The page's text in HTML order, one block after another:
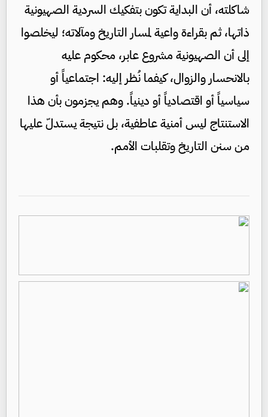
شاكلته، أن البداية تكون بتفكيك السردية الصهيونية
ذاتها، ثم بقراءة واعية لمسار التاريخ ومآلاته؛ ليخلصوا
إلى أن الصهيونية مشروع عابر، محكوم عليه
بالانحسار والزوال، كيفما نُظر إليه: اجتماعياً أو
سياسياً أو اقتصادياً أو دينياً. وهم يجزمون بأن هذا
الاستنتاج ليس أمنية عاطفية، بل نتيجة يستدلّ عليها
من سنن التاريخ وتقلبات الأمم.